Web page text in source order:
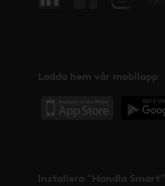
Ladda hem vår mobilapp
Installera "Handla Smart"